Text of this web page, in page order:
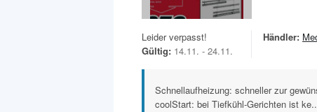
Leider verpasst!
Gültig: 14.11. - 24.11.
Händler:
Schnellaufheizung: schneller zur
coolStart: bei Tiefkühl-Gerichten ist